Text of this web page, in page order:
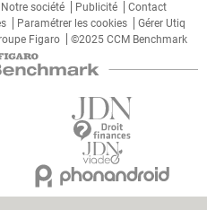
Notre société Publicité
Contact
Paramétrer les cookies
Gérer Utiq
Figaro ©2025 CCM Benchmark